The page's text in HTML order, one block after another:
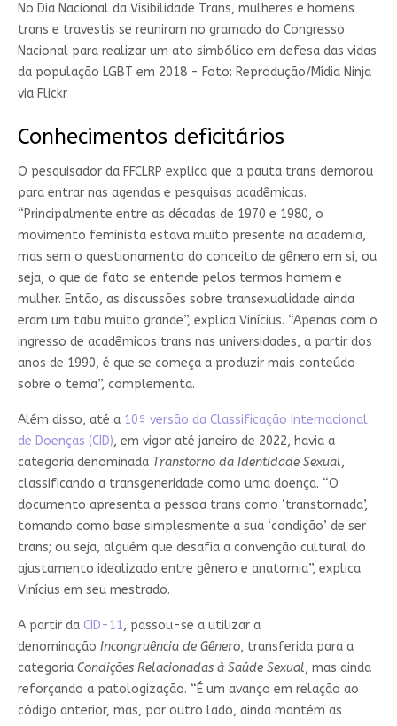
No Dia Nacional da Visibilidade Trans, mulheres e homens
trans e travestis se reuniram no gramado do Congresso
Nacional para realizar um ato simbólico em defesa das vidas
da população LGBT em 2018 - Foto: Reprodução/Mídia Ninja
via Flickr
Conhecimentos deficitários
O pesquisador da FFCLRP explica que a pauta trans demorou
para entrar nas agendas e pesquisas acadêmicas.
“Principalmente entre as décadas de 1970 e 1980, o
movimento feminista estava muito presente na academia,
mas sem o questionamento do conceito de gênero em si, ou
seja, o que de fato se entende pelos termos homem e
mulher. Então, as discussões sobre transexualidade ainda
eram um tabu muito grande”, explica Vinícius. “Apenas com o
ingresso de acadêmicos trans nas universidades, a partir dos
anos de 1990, é que se começa a produzir mais conteúdo
sobre o tema”, complementa.
Além disso, até a 10ª versão da Classificação Internacional
de Doenças (CID), em vigor até janeiro de 2022, havia a
categoria denominada Transtorno da Identidade Sexual,
classificando a transgeneridade como uma doença. “O
documento apresenta a pessoa trans como ‘transtornada’,
tomando como base simplesmente a sua ‘condição’ de ser
trans; ou seja, alguém que desafia a convenção cultural do
ajustamento idealizado entre gênero e anatomia”, explica
Vinícius em seu mestrado.
A partir da CID-11, passou-se a utilizar a
denominação Incongruência de Gênero, transferida para a
categoria Condições Relacionadas à Saúde Sexual, mas ainda
reforçando a patologização. “É um avanço em relação ao
código anterior, mas, por outro lado, ainda mantém as